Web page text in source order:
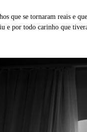
que se tornaram reais e
e por todo carinho que